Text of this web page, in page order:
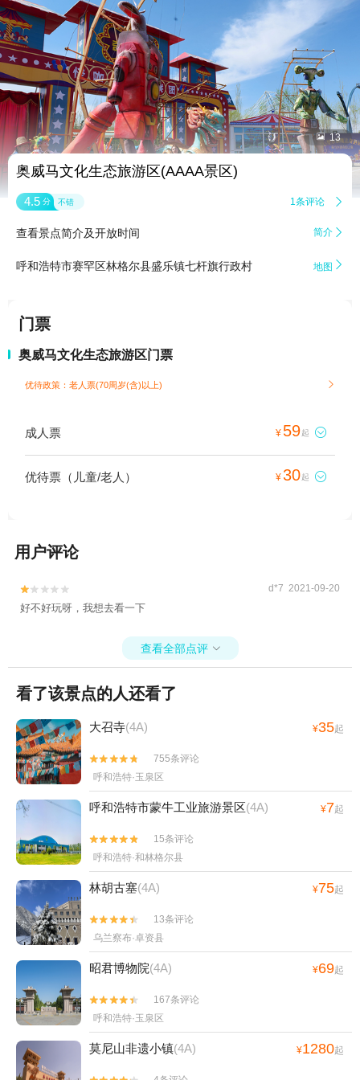
 13
奥威马文化生态旅游区(AAAA景区)
4.5 分 不错 1条评论 
查看景点简介及开放时间 简介 
呼和浩特市赛罕区林格尔县盛乐镇七杆旗行政村 地图 
门票
奥威马文化生态旅游区门票
优待政策：老人票(70周岁(含)以上) 
成人票 ¥ 59起 
优待票（儿童/老人） ¥30起 
用户评论

 d*7 2021-09-20
好不好玩呀，我想去看一下
查看全部点评 
看了该景点的人还看了
大召寺(4A) ¥35起


755条评论
呼和浩特·玉泉区
呼和浩特市蒙牛工业旅游景区(4A) ¥7起


15条评论
呼和浩特·和林格尔县
林胡古塞(4A) ¥75起


13条评论
乌兰察布·卓资县
昭君博物院(4A) ¥69起


167条评论
呼和浩特·玉泉区
莫尼山非遗小镇(4A) ¥1280起
